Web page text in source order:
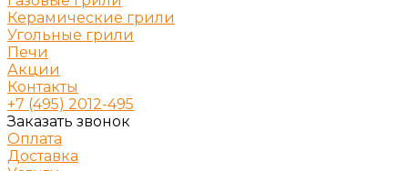
Керамические грили
Угольные грили
Печи
Акции
Контакты
+7 (495) 2012-495
Заказать звонок
Оплата
Доставка